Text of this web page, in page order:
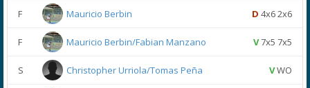
F Mauricio Berbin D 4x6 2x6
F Mauricio Berbin/Fabian Manzano V7x5 7x5
S Christopher Urriola/Tomas Peña VWO